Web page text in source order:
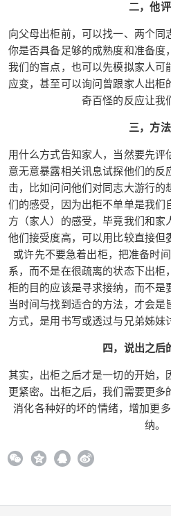
二，他评
向父母出柜前，可以找一、两个同
你是否具备足够的成熟度和准备度
我们的盲点，也可以先模拟家人可
应变，甚至可以询问曾跟家人出柜
奇百怪的反应让我
三，方法
用什么方式告知家人，当然要先评
意无意暴露相关讯息试探他们的反
击，比如问问他们对同志大游行的
们的感受，因为出柜不单单是我们
方（家人）的感受，毕竟我们和家
他们接受度高，可以用比较直接但
或许先不要急着出柜，把准备时
系，而不是在很疏离的状态下出柜
柜的目的应该是寻求接纳，而不是
当时间与找到适合的方法，才会
方式，是用书写或透过与兄弟姊妹
四，说出之后
其实，出柜之后才是一切的开始，
更紧密。出柜之后，我们需要更多
消化各种好的坏的情绪，增加更
纳。
志相关的议题是否有充分知
何照顾好自己……降低家人
家人知道我们可以过得很好
柜，完全没考量到家人的感
份可透过大量阅读来自我准
出柜前，可以找一、两个同
人的角度，可以找出我们的
人可能有的反应以及我们的
询问曾跟家人出柜的圈内朋
百怪的反应让我们自乱阵脚
式告知家人，当然要先评估
以有意无意暴露相关讯息试
新闻事件来旁敲侧击，比如
的想法，这么做的目的是知
柜不单单是我们自己的事，
（家人）的感受，毕竟我们
就断。如果他们接受度高，
的方式；如果接受度低，或
准备时间拉长，或先建立更
很疏离的状态下出柜，那只
柜的目的应该是寻求接纳，
此需要酝酿适当时间与找到
大欢喜的结果。另一个间接
与兄弟姊妹讨论，或许能分
为我们希望彼此的关系可以